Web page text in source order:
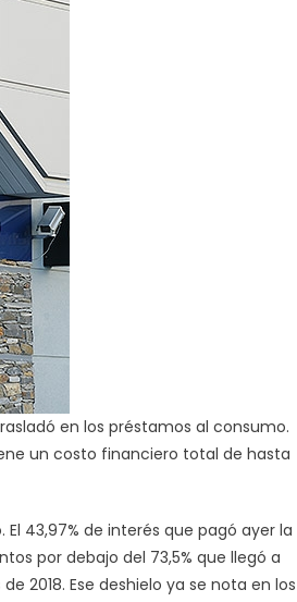
en los préstamos al consumo.
un costo financiero total de hasta
El 43,97% de interés que pagó ayer la
por debajo del 73,5% que llegó a
2018. Ese deshielo ya se nota en los